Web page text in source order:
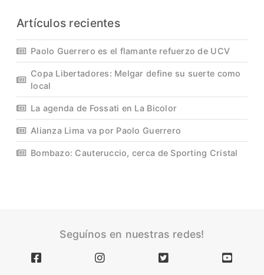
Artículos recientes
Paolo Guerrero es el flamante refuerzo de UCV
Copa Libertadores: Melgar define su suerte como
local
La agenda de Fossati en La Bicolor
Alianza Lima va por Paolo Guerrero
Bombazo: Cauteruccio, cerca de Sporting Cristal
Seguínos en nuestras redes!